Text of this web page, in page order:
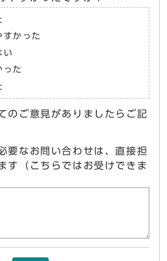
すかった
い
った
のご意見がありましたらご記
要なお問い合わせは、直接担
す（こちらではお受けできま